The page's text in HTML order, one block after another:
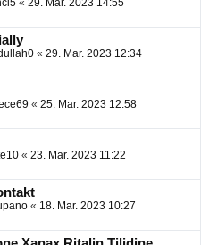
« 29. Mar. 2023 14:55
« 29. Mar. 2023 12:34
« 25. Mar. 2023 12:58
« 23. Mar. 2023 11:22
« 18. Mar. 2023 10:27